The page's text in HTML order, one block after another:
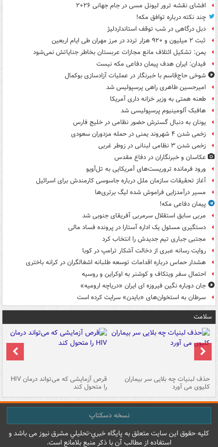
افشای نقشه ترور لیونل مسی در جام جهانی ۲۰۲۶
چند نکته درباره توافق مکه!
دبل درگاهی در شب توقف استانداردلیژ
ثبت ۲ میلیون و ۹۲۰ هزار تردد در مرز مهران طی ایام اربعین
یمن: تشکیل ائتلاف مانع مجازات عربستان بخاطر جنایاتش نمی‌شود
فیدان: ایران هدف پیمان دفاعی مکه نیست
شوخی حاج‌قاسم با خبرنگار در عملیات آزادسازی بوکمال
امیرحسین طاهری راهی پرسپولیس شد
طعنه همتی به وزیر خزانه داری آمریکا
هافبک آلومینیوم پرسپولیسی شد
یونان به دنبال گسترش حضور نظامی در خلیج فارس
زخمی شدن ۴ شهروند یمنی در حمله مزدوران سعودی
زخمی شدن ۳ نظامی لبنانی در زوطر غربی
عکاسان و خبرنگاران در دفاع مقدس
ورود فرمانده تروریست‌های آمریکایی به تل‌آویو
آغاز تحقیقات سازمان ملل درباره جاسوسی کارمندش برای اسرائیل
مسیر درآمدزایی فراموش شده لیگ برتری‌ها
پیمان دفاعی مکه!
مربی سابق استقلال سرمربی آفریقای جنوبی شد
دستگیری مسئول یک اداره آستارا در پرونده فساد مالی
مجتبی جباری تیم جدیدش را انتخاب کرد
روایت رسانه عبری از دخالت آشکار ترامپ در کوبا
هشدار حماس درباره اقدامات توسعه طلبانه اشغالگران در کرانه باختری
احتمال سفر ویتکاف و کوشنر به اوکراین و روسیه
جان دوباره نگین فیروزه ای ایران «دریاچه ارومیه»
سرطان به استخوان‌های «بایدن» سرایت کرده است
سلامت
حذف لبنیات چه بلایی سر بیماران
کلیوی می آورد
قرص آزمایشی که می‌تواند درمان HIV
را متحول کند
نسخه دسکتاپ
کليه حقوق اين سايت متعلق به پایگاه خبري-تحليلي مشرق نيوز می باشد و
استفاده از مطالب آن با ذکر منبع بلامانع است.